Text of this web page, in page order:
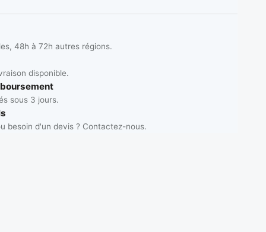
48h à 72h autres régions.
disponible.
sous 3 jours.
besoin d'un devis ? Contactez-nous.